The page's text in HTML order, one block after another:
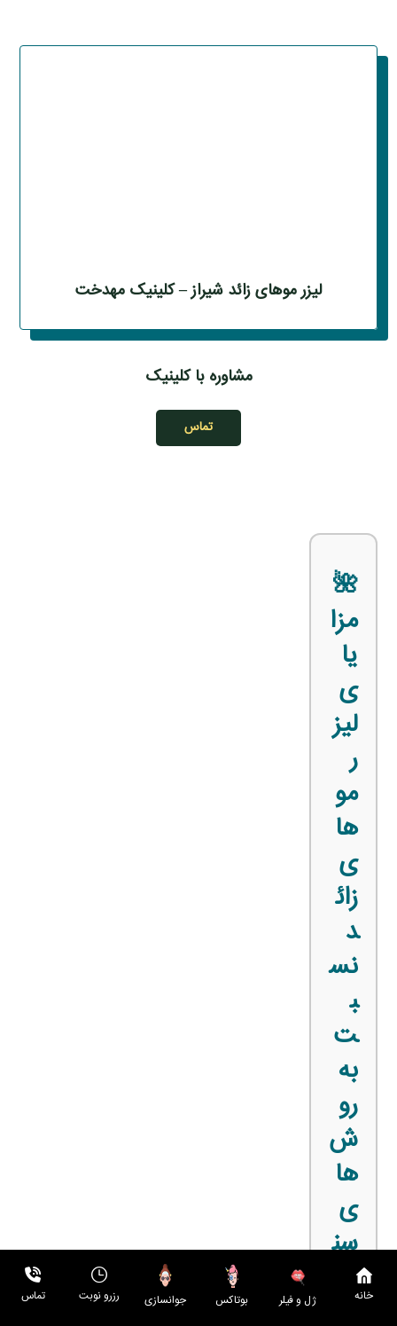
لیزر موهای زائد شیراز – کلینیک مهدخت
مشاوره با کلینیک
تماس
🌺
مزا
یا
ی
لیز
ر
مو
ها
ی
زائ
د
نس
ب
ت
به
رو
ش‌
ها
ی
سن
تیخانه ژل و فیلر بوتاکس جوانسازی رزرو نوبت تماس